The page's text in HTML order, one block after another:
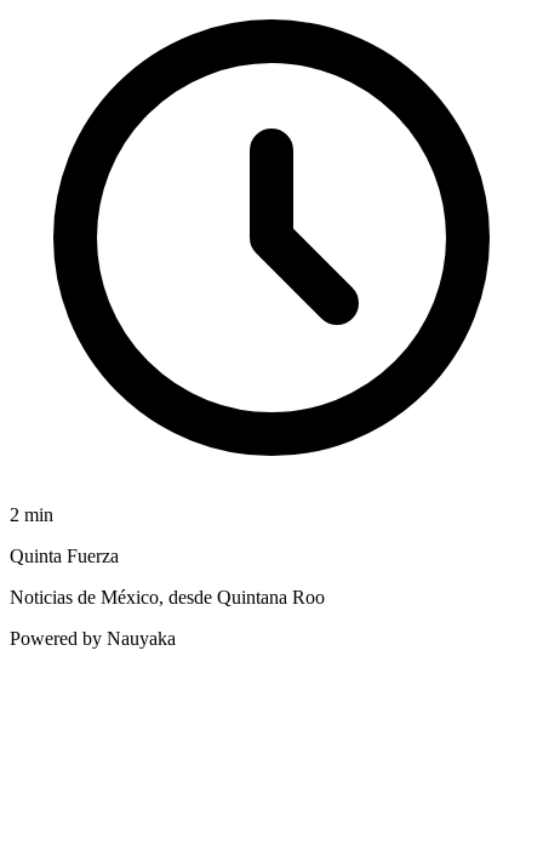
2 min
Quinta Fuerza
Noticias de México, desde Quintana Roo
Powered by Nauyaka